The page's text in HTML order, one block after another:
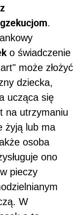
.
o świadczenie
może złożyć
dziecka,
ucząca się
na utrzymaniu
żyją lub ma
osoba
ono
pieczy
W